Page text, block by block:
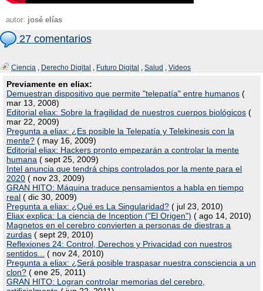
autor: josé elías
27 comentarios
Ciencia , Derecho Digital , Futuro Digital , Salud , Videos
Previamente en eliax:
Demuestran dispositivo que permite "telepatía" entre humanos (
mar 13, 2008)
Editorial eliax: Sobre la fragilidad de nuestros cuerpos biológicos (
mar 22, 2009)
Pregunta a eliax: ¿Es posible la Telepatía y Telekinesis con la
mente? ( may 16, 2009)
Editorial eliax: Hackers pronto empezarán a controlar la mente
humana ( sept 25, 2009)
Intel anuncia que tendrá chips controlados por la mente para el
2020 ( nov 23, 2009)
GRAN HITO: Máquina traduce pensamientos a habla en tiempo
real ( dic 30, 2009)
Pregunta a eliax: ¿Qué es La Singularidad? ( jul 23, 2010)
Eliax explica: La ciencia de Inception ("El Origen") ( ago 14, 2010)
Magnetos en el cerebro convierten a personas de diestras a
zurdas ( sept 29, 2010)
Reflexiones 24: Control, Derechos y Privacidad con nuestros
sentidos...
( nov 24, 2010)
Pregunta a eliax: ¿Será posible traspasar nuestra consciencia a un
clon? ( ene 25, 2011)
GRAN HITO: Logran controlar memorias del cerebro,